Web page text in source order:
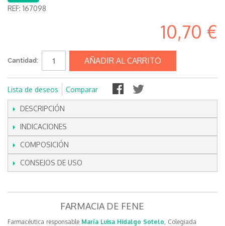
REF: 167098
10,70 €
Cantidad: AÑADIR AL CARRITO
Lista de deseos Comparar
DESCRIPCIÓN
INDICACIONES
COMPOSICIÓN
CONSEJOS DE USO
FARMACIA DE FENE
Farmacéutica responsable María Luisa Hidalgo Sotelo , Colegiada